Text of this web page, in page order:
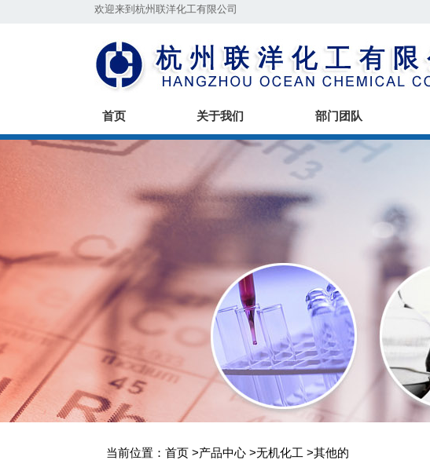
欢迎来到杭州联洋化工有限公司
首页 关于我们 部门团队
当前位置： 首页>产品中心>无机化工 >其他的